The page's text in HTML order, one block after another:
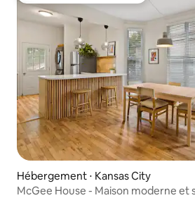
Hébergement ⋅ Kansas City
McGee House - Maison moderne et